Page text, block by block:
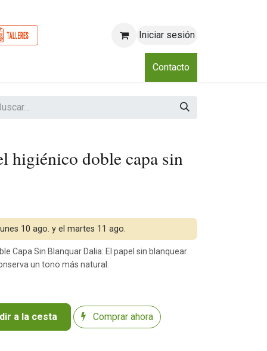
Iniciar sesión
Club
Contacto
higiénico doble capa sin
a la cesta Comprar ahora
10 ago. y el martes 11 ago.
Capa Sin Blanquar Dalia: El papel sin blanquear
un tono más natural.